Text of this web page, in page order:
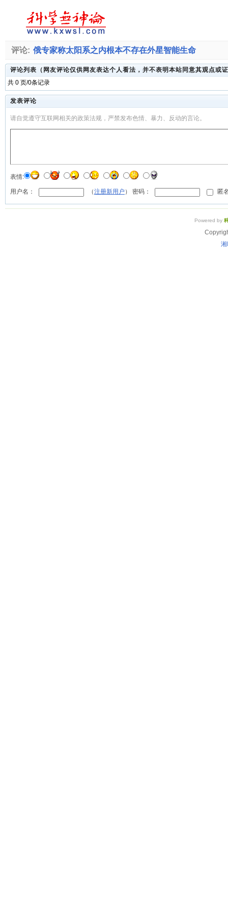
评论: 俄专家称太阳系之内根本不存在外星智能生命
评论列表（网友评论仅供网友表达个人看法，并不表明本站同意其观点或
共 0 页/0条记录
发表评论
请自觉遵守互联网相关的政策法规，严禁发布色情、暴力、反动的言论。
表情:
用户名： （注册新用户 ） 密码： 匿
Powered by